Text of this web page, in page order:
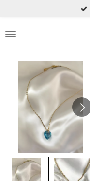
contenu
principal